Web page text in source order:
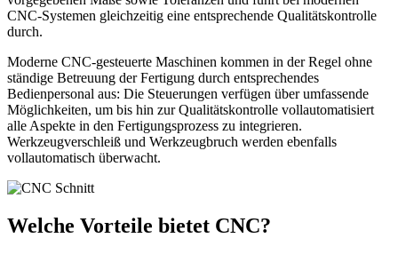
CNC-Systemen gleichzeitig eine entsprechende Qualitätskontrolle
durch.
Moderne CNC-gesteuerte Maschinen kommen in der Regel ohne
ständige Betreuung der Fertigung durch entsprechendes
Bedienpersonal aus: Die Steuerungen verfügen über umfassende
Möglichkeiten, um bis hin zur Qualitätskontrolle vollautomatisiert
alle Aspekte in den Fertigungsprozess zu integrieren.
Werkzeugverschleiß und Werkzeugbruch werden ebenfalls
vollautomatisch überwacht.
Welche Vorteile bietet CNC?